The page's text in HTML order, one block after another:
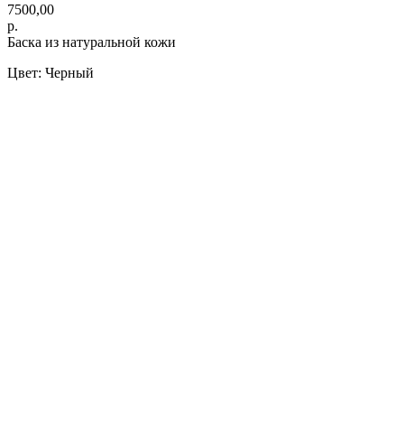
7500,00
р.
Баска из натуральной кожи
Цвет: Черный